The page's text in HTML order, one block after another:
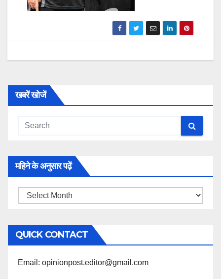
खबरें खोजें
महिने के अनुसार पढ़ें
महिने
अनुसार
पढ़ें
QUICK CONTACT
Email: opinionpost.editor@gmail.com